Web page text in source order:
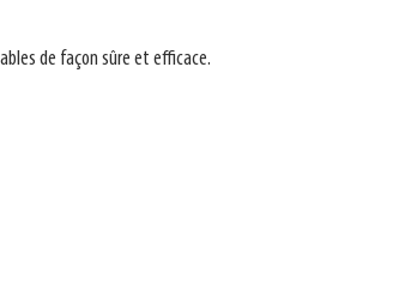
de façon sûre et efficace.